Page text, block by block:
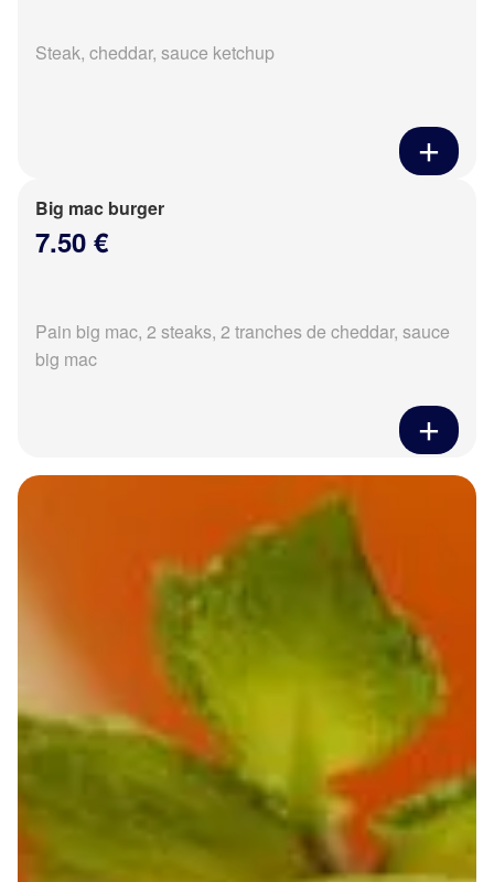
Steak, cheddar, sauce ketchup
Big mac burger
7.50 €
Pain big mac, 2 steaks, 2 tranches de cheddar, sauce
big mac